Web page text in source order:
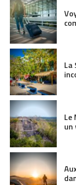
La
Le
un